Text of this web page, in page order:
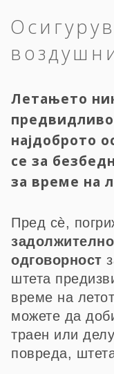
Летањето
најдоброто
се за
за време на
Пред сѐ,
одговорност
штета
време на
можете да
траен или
повреда,